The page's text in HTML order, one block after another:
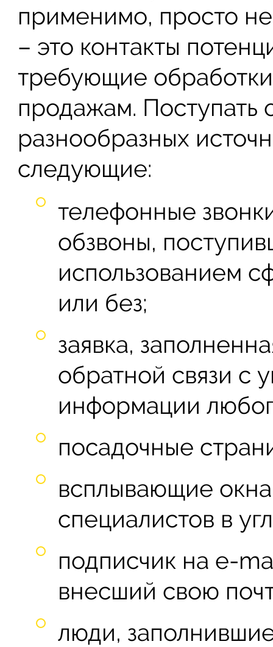
применимо, просто
– это контакты
требующие
продажам. Поступать
разнообразных
следующие:
телефонные
обзвоны,
использованием
или без;
заявка,
обратной связи с
информации
посадочные
всплывающие
специалистов в
подписчик на e-
внесший свою
люди,